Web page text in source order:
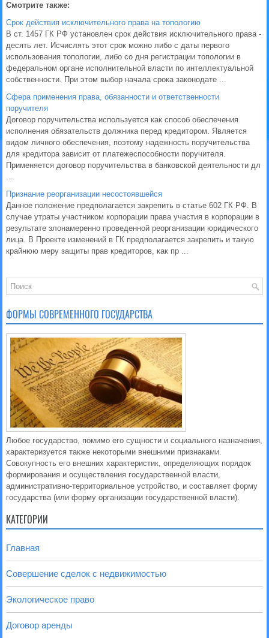
Смотрите также:
Срок действия исключительного права на топологию
В ст. 1457 ГК РФ установлен срок действия исключительного права -
десять лет. Исчислять этот срок можно либо с даты первого
использования топологии, либо со дня регистрации топологии в
федеральном органе исполнительной власти по интеллектуальной
собственности. При этом выбор начала срока законодате ...
Сфера применения права, обязанности и ответственности
поручителя
Договор поручительства используется как способ обеспечения
исполнения обязательств должника перед кредитором. Является
видом личного обеспечения, поэтому надежность поручительства
для кредитора зависит от платежеспособности поручителя.
Применяется договор поручительства в банковской деятельности дл
...
Признание реорганизации несостоявшейся
Данное положение предполагается закрепить в статье 602 ГК РФ. В
случае утраты участником корпорации права участия в корпорации в
результате злонамеренно проведенной реорганизации юридического
лица. В Проекте изменений в ГК предполагается закрепить и такую
крайнюю меру защиты прав кредиторов, как пр ...
ФОРМЫ СОВРЕМЕННОГО ГОСУДАРСТВА
Любое государство, помимо его сущности и социального назначения,
характеризуется также некоторыми внешними признаками.
Совокупность его внешних характеристик, определяющих порядок
формирования и осуществления государственной власти,
административно-территориальное устройство, и составляет форму
государства (или форму организации государственной власти).
КАТЕГОРИИ
Главная
Совершение сделок с недвижимостью
Экологическое право
Договор аренды